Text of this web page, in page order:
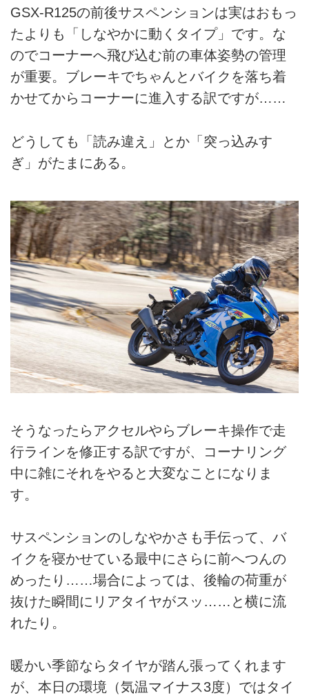
GSX-R125の前後サスペンションは実はおもっ
たよりも「しなやかに動くタイプ」です。な
のでコーナーへ飛び込む前の車体姿勢の管理
が重要。ブレーキでちゃんとバイクを落ち着
かせてからコーナーに進入する訳ですが……
どうしても「読み違え」とか「突っ込みす
ぎ」がたまにある。
そうなったらアクセルやらブレーキ操作で走
行ラインを修正する訳ですが、コーナリング
中に雑にそれをやると大変なことになりま
す。
サスペンションのしなやかさも手伝って、バ
イクを寝かせている最中にさらに前へつんの
めったり……場合によっては、後輪の荷重が
抜けた瞬間にリアタイヤがスッ……と横に流
れたり。
暖かい季節ならタイヤが踏ん張ってくれます
が、本日の環境（気温マイナス3度）ではタイ